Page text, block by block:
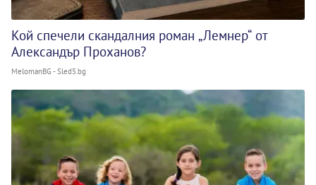
Кой спечели скандалния роман „Лемнер“ от
Александър Проханов?
MelomanBG - Sled5.bg